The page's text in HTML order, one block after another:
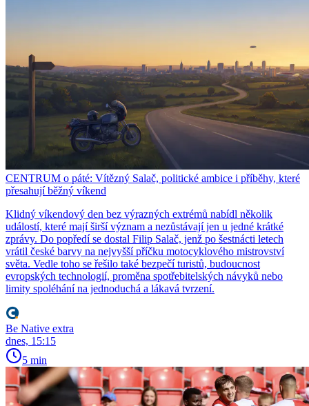
CENTRUM o páté: Vítězný Salač, politické ambice i příběhy, které
přesahují běžný víkend
Klidný víkendový den bez výrazných extrémů nabídl několik
událostí, které mají širší význam a nezůstávají jen u jedné krátké
zprávy. Do popředí se dostal Filip Salač, jenž po šestnácti letech
vrátil české barvy na nejvyšší příčku motocyklového mistrovství
světa. Vedle toho se řešilo také bezpečí turistů, budoucnost
evropských technologií, proměna spotřebitelských návyků nebo
limity spoléhání na jednoduchá a lákavá tvrzení.
Be Native extra
dnes, 15:15
5 min